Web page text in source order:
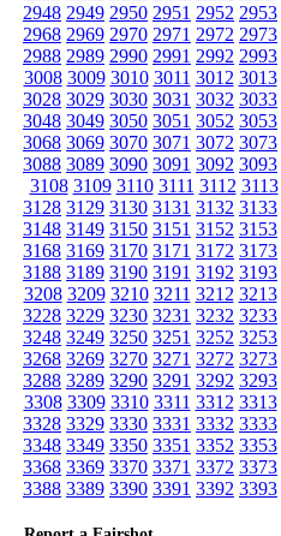
2948 2949 2950 2951 2952 2953
2968 2969 2970 2971 2972 2973
2988 2989 2990 2991 2992 2993
3008 3009 3010 3011 3012 3013
3028 3029 3030 3031 3032 3033
3048 3049 3050 3051 3052 3053
3068 3069 3070 3071 3072 3073
3088 3089 3090 3091 3092 3093
3108 3109 3110 3111 3112 3113
3128 3129 3130 3131 3132 3133
3148 3149 3150 3151 3152 3153
3168 3169 3170 3171 3172 3173
3188 3189 3190 3191 3192 3193
3208 3209 3210 3211 3212 3213
3228 3229 3230 3231 3232 3233
3248 3249 3250 3251 3252 3253
3268 3269 3270 3271 3272 3273
3288 3289 3290 3291 3292 3293
3308 3309 3310 3311 3312 3313
3328 3329 3330 3331 3332 3333
3348 3349 3350 3351 3352 3353
3368 3369 3370 3371 3372 3373
3388 3389 3390 3391 3392 3393